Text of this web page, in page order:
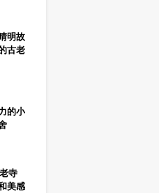
明故
古老
的小
寺
美感